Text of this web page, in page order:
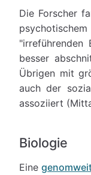
Die Forscher
"irreführenden
besser
Übrigen mit
auch der
assoziiert
Biologie
Eine